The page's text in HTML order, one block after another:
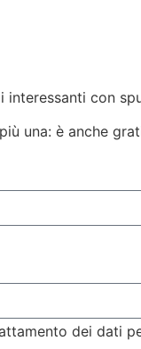
con
una: è anche
dei dati